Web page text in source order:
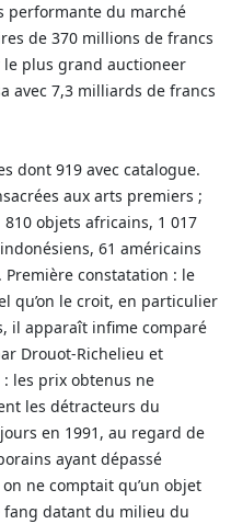
performante du marché
de 370 millions de francs
plus grand auctioneer
avec 7,3 milliards de francs
dont 919 avec catalogue.
aux arts premiers ;
objets africains, 1 017
61 américains
constatation : le
qu’on le croit, en particulier
il apparaît infime comparé
Drouot-Richelieu et
les prix obtenus ne
les détracteurs du
en 1991, au regard de
ayant dépassé
ne comptait qu’un objet
fang datant du milieu du